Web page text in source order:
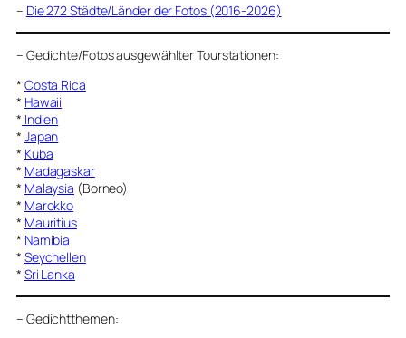
– Die 272 Städte/Länder der Fotos (2016-2026)
– Gedichte/Fotos ausgewählter Tourstationen:
* Costa Rica
* Hawaii
* Indien
* Japan
* Kuba
* Madagaskar
* Malaysia (Borneo)
* Marokko
* Mauritius
* Namibia
* Seychellen
* Sri Lanka
– Gedichtthemen: